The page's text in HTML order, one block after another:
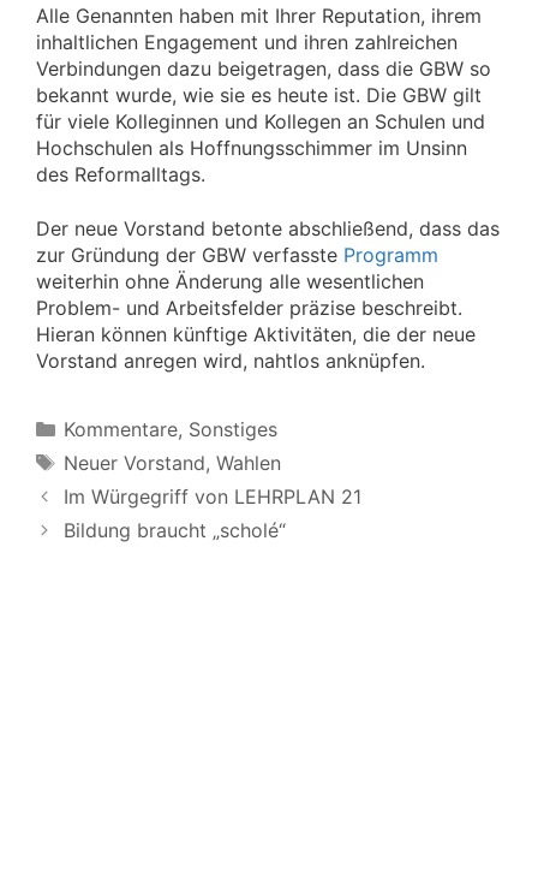
Alle Genannten haben mit Ihrer Reputation, ihrem
inhaltlichen Engagement und ihren zahlreichen
Verbindungen dazu beigetragen, dass die GBW so
bekannt wurde, wie sie es heute ist. Die GBW gilt
für viele Kolleginnen und Kollegen an Schulen und
Hochschulen als Hoffnungsschimmer im Unsinn
des Reformalltags.
Der neue Vorstand betonte abschließend, dass das
zur Gründung der GBW verfasste Programm
weiterhin ohne Änderung alle wesentlichen
Problem- und Arbeitsfelder präzise beschreibt.
Hieran können künftige Aktivitäten, die der neue
Vorstand anregen wird, nahtlos anknüpfen.
Kategorien
Kommentare, Sonstiges
Schlagwörter
Neuer Vorstand, Wahlen
Im Würgegriff von LEHRPLAN 21
Bildung braucht „scholé“